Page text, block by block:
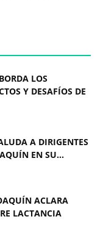
LOS
Y DESAFÍOS DE
A DIRIGENTES
EN SU...
ACLARA
LACTANCIA